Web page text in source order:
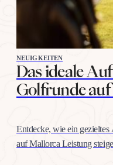
NEUIGKEITEN
Das ideale
Golfrunde
Entdecke, wie ein
auf Mallorca Leistung